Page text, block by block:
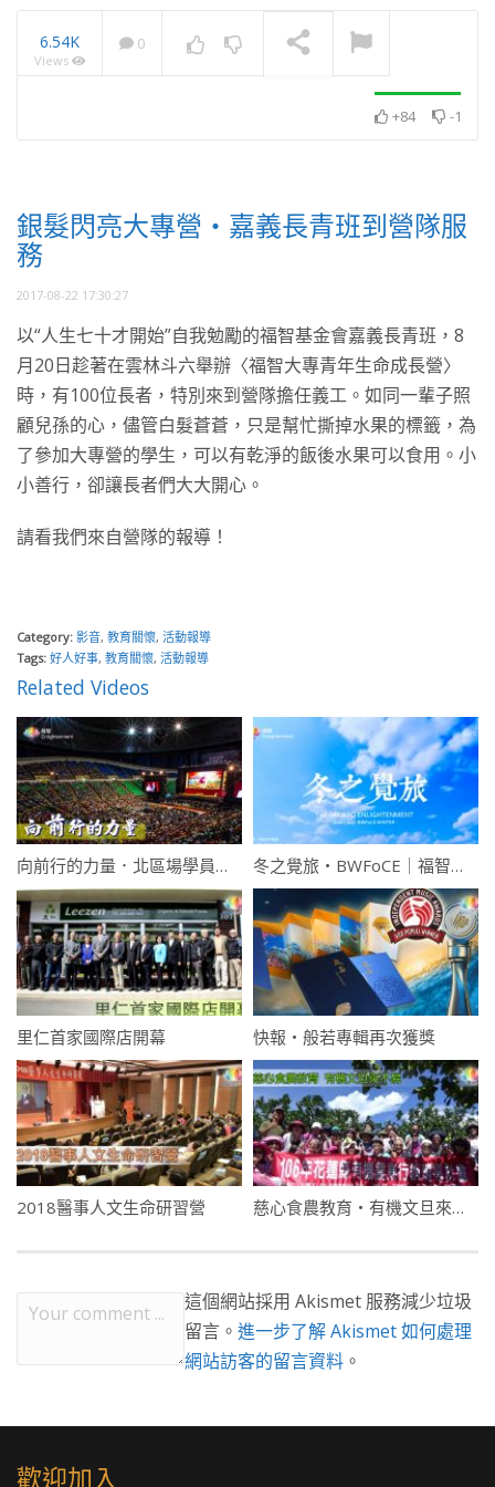
2025・11月・澈見全球訊
6.54K
Views
0
+84 -1
銀髮閃亮大專營・嘉義長青班到營隊服
務
2017-08-22 17:30:27
以“人生七十才開始”自我勉勵的福智基金會嘉義長青班，8
月20日趁著在雲林斗六舉辦〈福智大專青年生命成長營〉
時，有100位長者，特別來到營隊擔任義工。如同一輩子照
顧兒孫的心，儘管白髮蒼蒼，只是幫忙撕掉水果的標籤，為
了參加大專營的學生，可以有乾淨的飯後水果可以食用。小
小善行，卻讓長者們大大開心。
請看我們來自營隊的報導！
Category: 影音, 教育關懷, 活動報導
Tags: 好人好事, 教育關懷, 活動報導
Related Videos
向前行的力量．北區場學員心得 冬之覺旅・BWFoCE｜福智文教．2016冬季活動宣傳
里仁首家國際店開幕 快報・般若專輯再次獲獎
2018醫事人文生命研習營 慈心食農教育・有機文旦來不易
這個網站採用 Akismet 服務減少垃圾
留言。 進一步了解 Akismet 如何處理
網站訪客的留言資料 。
歡迎加入